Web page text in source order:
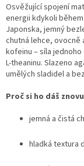
Osvěžující spojení
energii kdykoli
Japonska, jemný
chutná lehce, ovocně
kofeinu – síla
L-theaninu. Slazeno
umělých sladidel a
Proč si ho dáš
jemná a čistá
hladká textura